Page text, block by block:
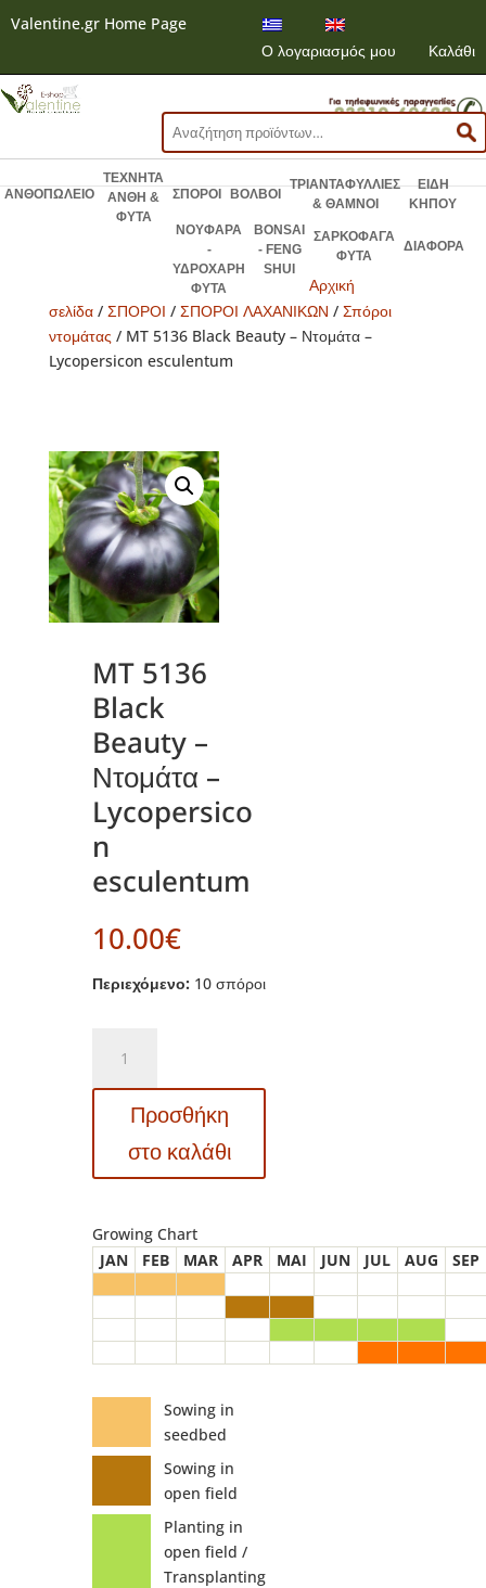
Valentine.gr Home Page
Ο λογαριασμός μου
Καλάθι
Αναζήτηση
για:
ΑΝΘΟΠΩΛΕΙΟ
ΤΕΧΝΗΤΑ
ΑΝΘΗ &
ΦΥΤΑ
ΣΠΟΡΟΙ ΒΟΛΒΟΙ
ΤΡΙΑΝΤΑΦΥΛΛΙΕΣ
& ΘΑΜΝΟΙ
ΕΙΔΗ
ΚΗΠΟΥ
ΝΟΥΦΑΡΑ
-
ΥΔΡΟΧΑΡΗ
ΦΥΤΑ
BONSAI
- FENG
SHUI
ΣΑΡΚΟΦΑΓΑ
ΦΥΤΑ
ΔΙΑΦΟΡΑ
Αρχική
σελίδα/ ΣΠΟΡΟΙ / ΣΠΟΡΟΙ ΛΑΧΑΝΙΚΩΝ / Σπόροι
ντομάτας / MT 5136 Black Beauty – Ντομάτα –
Lycopersicon esculentum
MT 5136
Black
Beauty –
Ντομάτα –
Lycopersico
n
esculentum
10.00€
Περιεχόμενο: 10 σπόροι
5136
Black
Beauty
Ντομάτα
esculentum
ποσότητα
Προσθήκη
στο καλάθι
Growing Chart
JAN
FEB MAR APR MAI JUN JUL AUG SEP
Sowing in
seedbed
Sowing in
open field
Planting in
open field /
Transplanting